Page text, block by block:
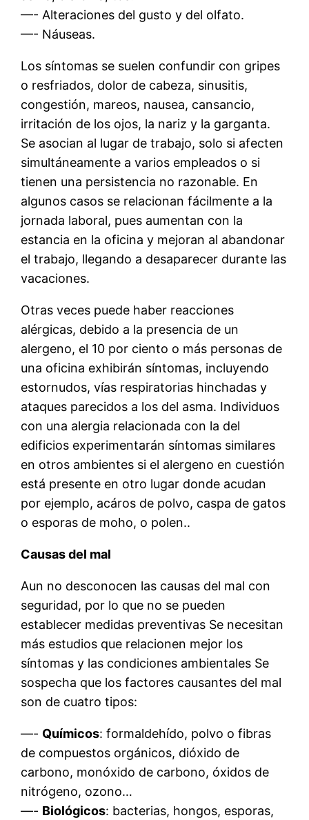
—- Alteraciones del gusto y del olfato.
—- Náuseas.
Los síntomas se suelen confundir con gripes
o resfriados, dolor de cabeza, sinusitis,
congestión, mareos, nausea, cansancio,
irritación de los ojos, la nariz y la garganta.
Se asocian al lugar de trabajo, solo si afecten
simultáneamente a varios empleados o si
tienen una persistencia no razonable. En
algunos casos se relacionan fácilmente a la
jornada laboral, pues aumentan con la
estancia en la oficina y mejoran al abandonar
el trabajo, llegando a desaparecer durante las
vacaciones.
Otras veces puede haber reacciones
alérgicas, debido a la presencia de un
alergeno, el 10 por ciento o más personas de
una oficina exhibirán síntomas, incluyendo
estornudos, vías respiratorias hinchadas y
ataques parecidos a los del asma. Individuos
con una alergia relacionada con la del
edificios experimentarán síntomas similares
en otros ambientes si el alergeno en cuestión
está presente en otro lugar donde acudan
por ejemplo, acáros de polvo, caspa de gatos
o esporas de moho, o polen..
Causas del mal
Aun no desconocen las causas del mal con
seguridad, por lo que no se pueden
establecer medidas preventivas Se necesitan
más estudios que relacionen mejor los
síntomas y las condiciones ambientales Se
sospecha que los factores causantes del mal
son de cuatro tipos:
—- Químicos: formaldehído, polvo o fibras
de compuestos orgánicos, dióxido de
carbono, monóxido de carbono, óxidos de
nitrógeno, ozono…
—- Biológicos: bacterias, hongos, esporas,